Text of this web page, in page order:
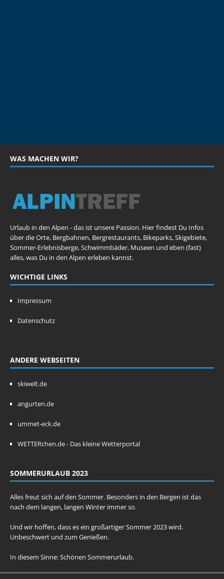
WAS MACHEN WIR?
Urlaub in den Alpen - das ist unsere Passion. Hier findest Du Infos
über die Orte, Bergbahnen, Bergrestaurants, Bikeparks, Skigebiete,
Sommer-Erlebnisberge, Schwimmbäder, Museen und eben (fast)
alles, was Du in den Alpen erleben kannst.
WICHTIGE LINKS
Impressum
Datenschutz
ANDERE WEBSEITEN
skiwelt.de
angurten.de
ummet-eck.de
WETTERchen.de - Das kleine Wetterportal
SOMMERURLAUB 2023
Alles freut sich auf den Sommer. Besonders in den Bergen ist das
nach dem langen, langen Winter immer so.
Und wir hoffen, dass es ein großartiger Sommer 2023 wird.
Unbeschwert und zum Genießen.
In diesem Sinne: Schönen Sommerurlaub.